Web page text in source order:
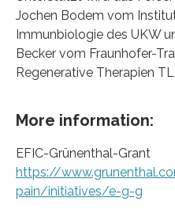
Jochen Bodem vom
Immunbiologie des UKW
Becker vom Fraunhofer-
Regenerative Therapien
More information:
EFIC-Grünenthal-Grant
https://
pain/initiatives/e-g-g